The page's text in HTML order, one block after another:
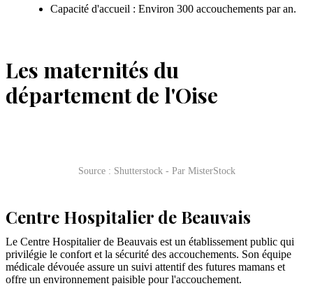
Capacité d'accueil : Environ 300 accouchements par an.
Les maternités du
département de l'Oise
Source : Shutterstock - Par MisterStock
Centre Hospitalier de Beauvais
Le Centre Hospitalier de Beauvais est un établissement public qui
privilégie le confort et la sécurité des accouchements. Son équipe
médicale dévouée assure un suivi attentif des futures mamans et
offre un environnement paisible pour l'accouchement.